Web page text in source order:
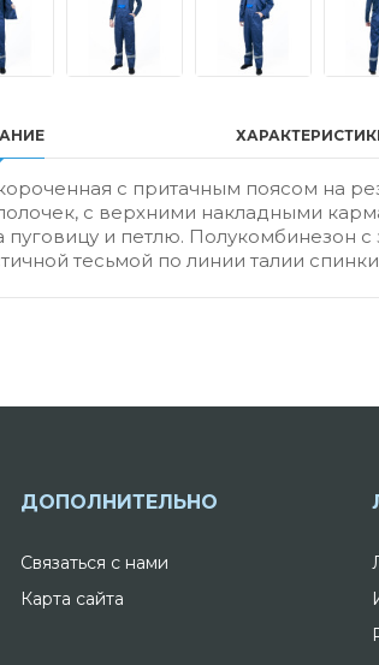
с притачным поясом на
с верхними накладными
и петлю. Полукомбинезон
тесьмой по линии талии
ДОПОЛНИТЕЛЬНО
Связаться с нами
Карта сайта